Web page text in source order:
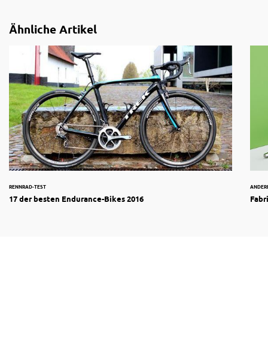
Ähnliche Artikel
RENNRAD-TEST
17 der besten Endurance-Bikes 2016